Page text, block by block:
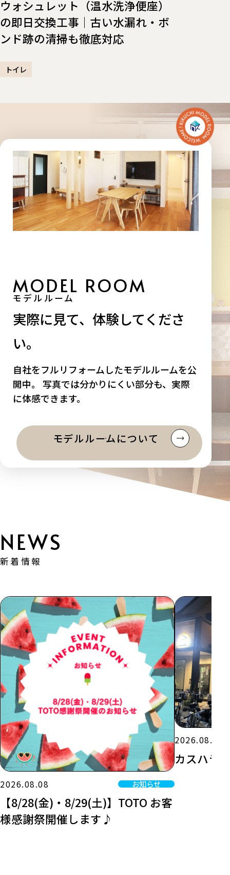
ウォシュレット（温水洗浄便座）
の即日交換工事｜古い水漏れ・ボ
ンド跡の清掃も徹底対応
トイレ
モデルルーム
実際に見て、体験してくださ
い。
自社をフルリフォームしたモデルルームを公
開中。 写真では分かりにくい部分も、実際
に体感できます。
モデルルームについて
新着情報
2026.08.08 お知らせ
【8/28(金)・8/29(土)】TOTO お客
様感謝祭開催します♪
2026.08.07
カスハラ